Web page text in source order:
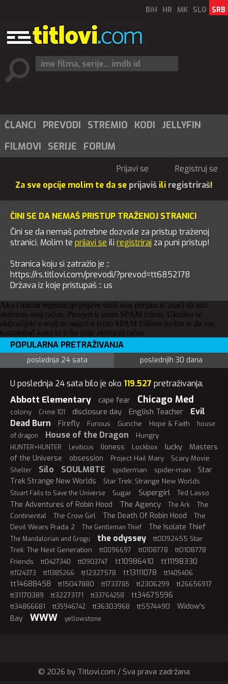
BiH HR MK SLO SRB
ČLANCI PREVODI STREMIO KODI
JELLYFIN
FILMOVI
SERIJE FORUM
Prijavi se
Registruj se
Za sve opcije molim te da se prijaviš ili registriraš!
ČINI SE DA NEMAŠ PRISTUP TRAŽENOJ STRANICI
Čini se da nemaš potrebne dozvole za pristup traženoj
stranici. Molim te prijavi se ili registriraj za puni pristup!
Stranica koju si zatražio je ::
https://rs.titlovi.com/prevodi/?prevod=tt6852178
Država iz koje pristupaš :: us
Ako i nakon registracije/prijave vidiš ovu poruku to znači da nisi
aktivirao svoj račun. Provjeri u svom SPAM foleru. Ukoliko se
aktivacijski e-mail ne nalazi u tvom SPAM folderu molim te da nas
kontaktiraš kako bi ti što prije aktivirali račun
POPULARNA PRETRAŽIVANJA
poslednja 24 sata poslednjih 30 dana
U poslednja 24 sata bilo je oko 119.527 pretraživanja.
Abbott Elementary cape fear Chicago Med
colony Crime 101 disclosure day English Teacher
Evil
Dead Burn
Firefly Furious Gunche Hope & Faith
house
of dragon
House of the Dragon Hungry
HUNTER×HUNTER Leviticus lioness Lockbox lucky
Masters
of the Universe
obsession Project Hail Mary Scary Movie
Shelter Silo SOULM8TE spiderman spider-man
Star
Trek Strange New Worlds
Star Trek: Strange New Worlds
Stuart Fails to Save the Universe Sugar Supergirl Ted Lasso
The Adventures of Robin Hood The Agency The Ark
The
Continental
The Crow Girl The Death Of Robin Hood
The
Devil Wears Prada 2
The Gentleman Thief The Isolate Thief
The Mandalorian and Grogu the odyssey
tt0092455 Star
Trek: The Next Generation
tt0096697 tt0108778
tt0108778
Friends
tt0427340 tt0903747 tt10986410 tt11198330
tt1124373 tt11385266 tt12327578 tt13111078 tt1405406
tt14688458 tt15047880 tt1733785 tt2306299
tt26656917
tt31170389
tt32273171 tt33764258 tt34675596
tt34866681 tt35946742 tt36303968 tt5574490
Widow's
Bay
WWW yellowstone
© 2026 by Titlovi.com / Sva prava zadržana